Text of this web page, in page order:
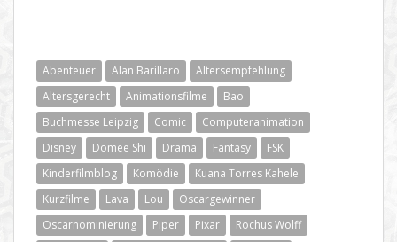
Abenteuer Alan Barillaro
Altersempfehlung
Altersgerecht
Animationsfilme
Bao
Buchmesse Leipzig
Comic
Computeranimation
Disney
Domee Shi Drama Fantasy
FSK
Kinderfilmblog
Komödie
Kuana Torres Kahele
Kurzfilme
Lava Lou
Oscargewinner
Oscarnominierung
Piper Pixar
Rochus Wolff